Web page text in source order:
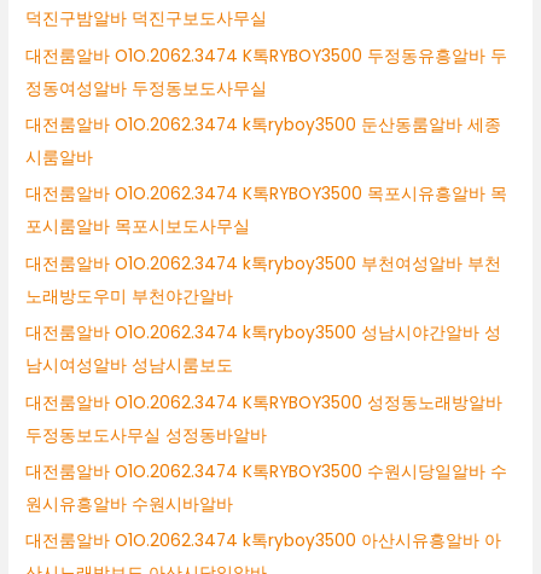
덕진구밤알바 덕진구보도사무실
대전룸알바 O1O.2062.3474 K톡RYBOY3500 두정동유흥알바 두
정동여성알바 두정동보도사무실
대전룸알바 O1O.2062.3474 k톡ryboy3500 둔산동룸알바 세종
시룸알바
대전룸알바 O1O.2062.3474 K톡RYBOY3500 목포시유흥알바 목
포시룸알바 목포시보도사무실
대전룸알바 O1O.2062.3474 k톡ryboy3500 부천여성알바 부천
노래방도우미 부천야간알바
대전룸알바 O1O.2062.3474 k톡ryboy3500 성남시야간알바 성
남시여성알바 성남시룸보도
대전룸알바 O1O.2062.3474 K톡RYBOY3500 성정동노래방알바
두정동보도사무실 성정동바알바
대전룸알바 O1O.2062.3474 K톡RYBOY3500 수원시당일알바 수
원시유흥알바 수원시바알바
대전룸알바 O1O.2062.3474 k톡ryboy3500 아산시유흥알바 아